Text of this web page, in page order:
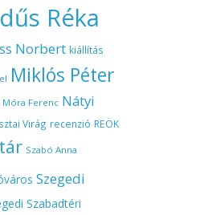
Réka
Norbert kiállítás
Miklós Péter
Móra Ferenc Nátyi
Virág recenzió REÖK
Szabó Anna
Szegedi
Szabadtéri